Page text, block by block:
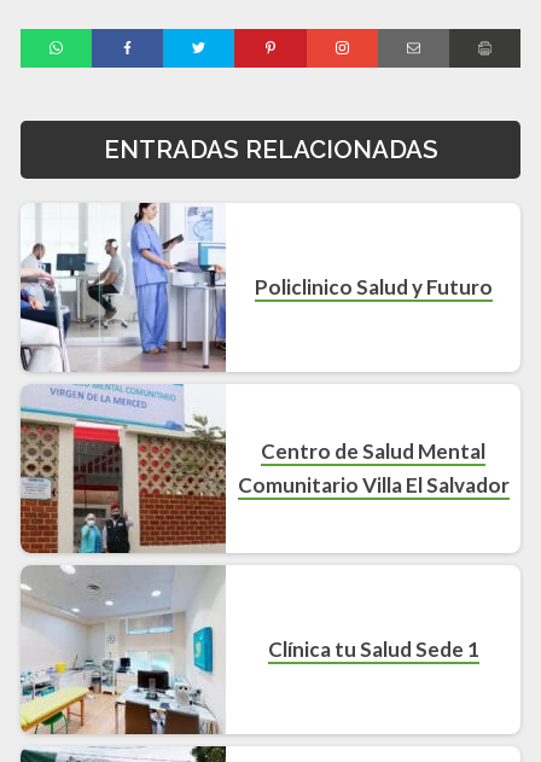
ENTRADAS RELACIONADAS
Policlinico Salud y Futuro
Centro de Salud Mental
Comunitario Villa El Salvador
Clínica tu Salud Sede 1